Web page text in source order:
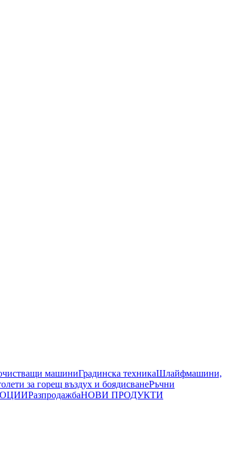
машиниГрадинска техникаШлайфмашини,
за горещ въздух и боядисванеРъчни
РазпродажбаНОВИ ПРОДУКТИ